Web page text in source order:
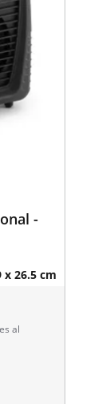
-
x 26.5 cm
al